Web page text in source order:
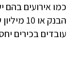
הבנק
עובדים בכירים